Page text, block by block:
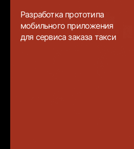
Разработка прототипа
мобильного приложения
для сервиса заказа такси